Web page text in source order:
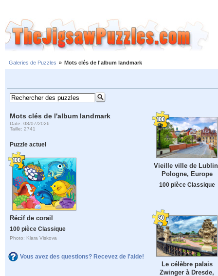
Galeries de Puzzles » Mots clés de l'album landmark
Mots clés de l'album landmark
Date: 08/07/2026
Taille: 2741
Puzzle actuel
Récif de corail
100 pièce Classique
Photo: Klara Viskova
Vous avez des questions? Recevez de l'aide!
Vieille ville de
Pologne, Europe
100 pièce Classique
Le célèbre palais
Zwinger à Dresde,